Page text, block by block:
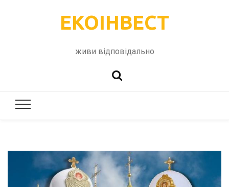
ЕКОІНВЕСТ
живи відповідально